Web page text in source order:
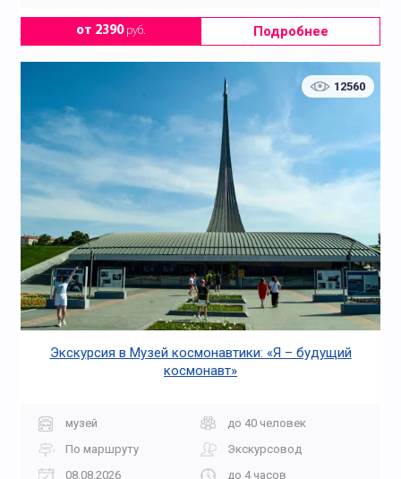
от 2390руб. Подробнее
12560
Экскурсия в Музей космонавтики: «Я – будущий
космонавт»
музей
до 40 человек
По маршруту
Экскурсовод
08.08.2026
до 4 часов